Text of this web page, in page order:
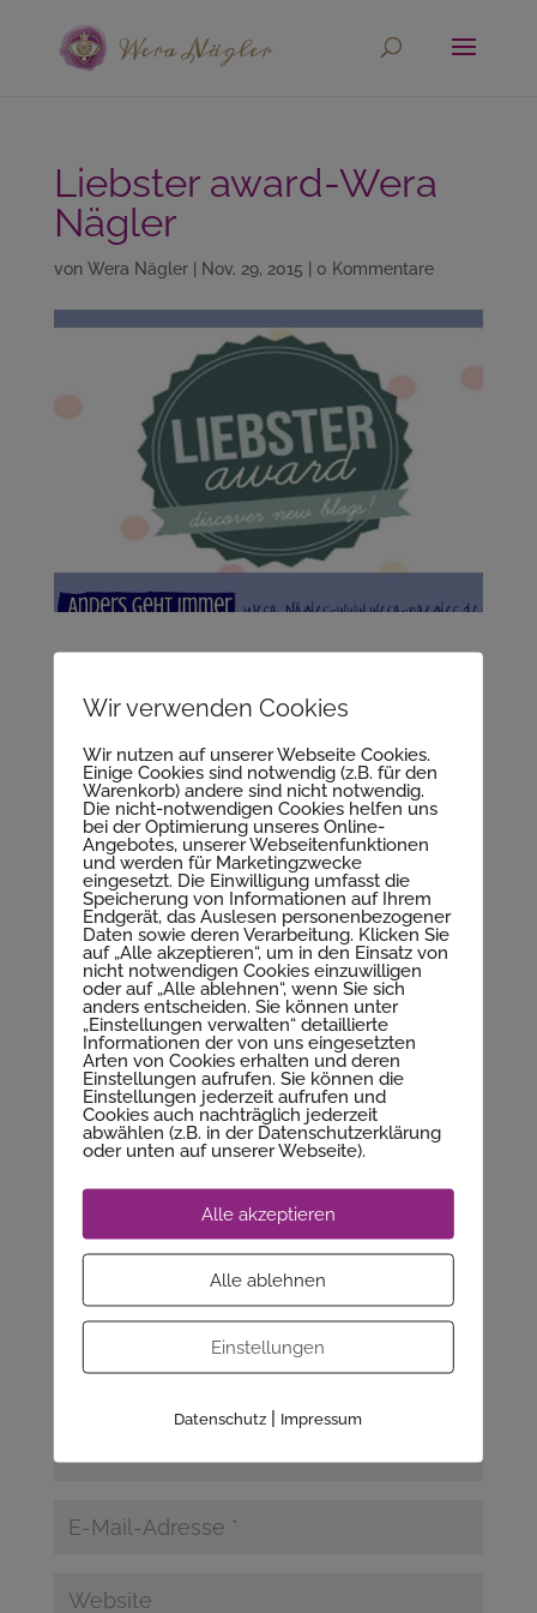
Liebster award-Wera
Nägler
von Wera Nägler| Nov. 29, 2015 0 Kommentare
Liebster award-Wera Nägler
Kommentar absenden
Deine E-Mail-Adresse wird nicht veröffentlicht.
Wir verwenden Cookies
Wir nutzen auf unserer Webseite Cookies.
Einige Cookies sind notwendig (z.B. für den
Warenkorb) andere sind nicht notwendig.
Die nicht-notwendigen Cookies helfen uns
bei der Optimierung unseres Online-
Angebotes, unserer Webseitenfunktionen
und werden für Marketingzwecke
eingesetzt. Die Einwilligung umfasst die
Speicherung von Informationen auf Ihrem
Endgerät, das Auslesen personenbezogener
Daten sowie deren Verarbeitung. Klicken Sie
auf „Alle akzeptieren“, um in den Einsatz von
nicht notwendigen Cookies einzuwilligen
oder auf „Alle ablehnen“, wenn Sie sich
anders entscheiden. Sie können unter
„Einstellungen verwalten“ detaillierte
Informationen der von uns eingesetzten
Arten von Cookies erhalten und deren
Einstellungen aufrufen. Sie können die
Einstellungen jederzeit aufrufen und
Cookies auch nachträglich jederzeit
abwählen (z.B. in der Datenschutzerklärung
oder unten auf unserer Webseite).
Alle akzeptieren
Alle ablehnen
Einstellungen
Datenschutz | Impressum